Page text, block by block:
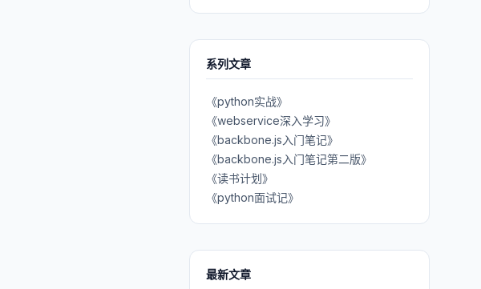
系列文章
《python实战》
《webservice深入学习》
《backbone.js入门笔记》
《backbone.js入门笔记第二版》
《读书计划》
《python面试记》
最新文章